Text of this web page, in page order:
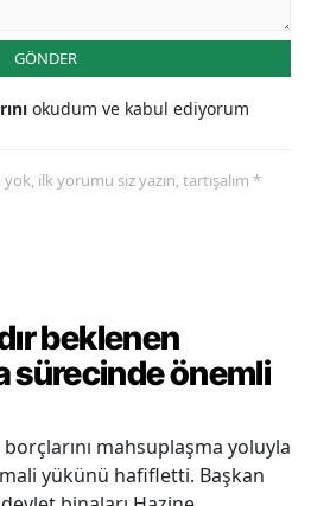
GÖNDER
okudum ve kabul ediyorum
ilk yorumu siz yazın, tartışalım *
beklenen
sürecinde önemli
mahsuplaşma yoluyla
yükünü hafifletti. Başkan